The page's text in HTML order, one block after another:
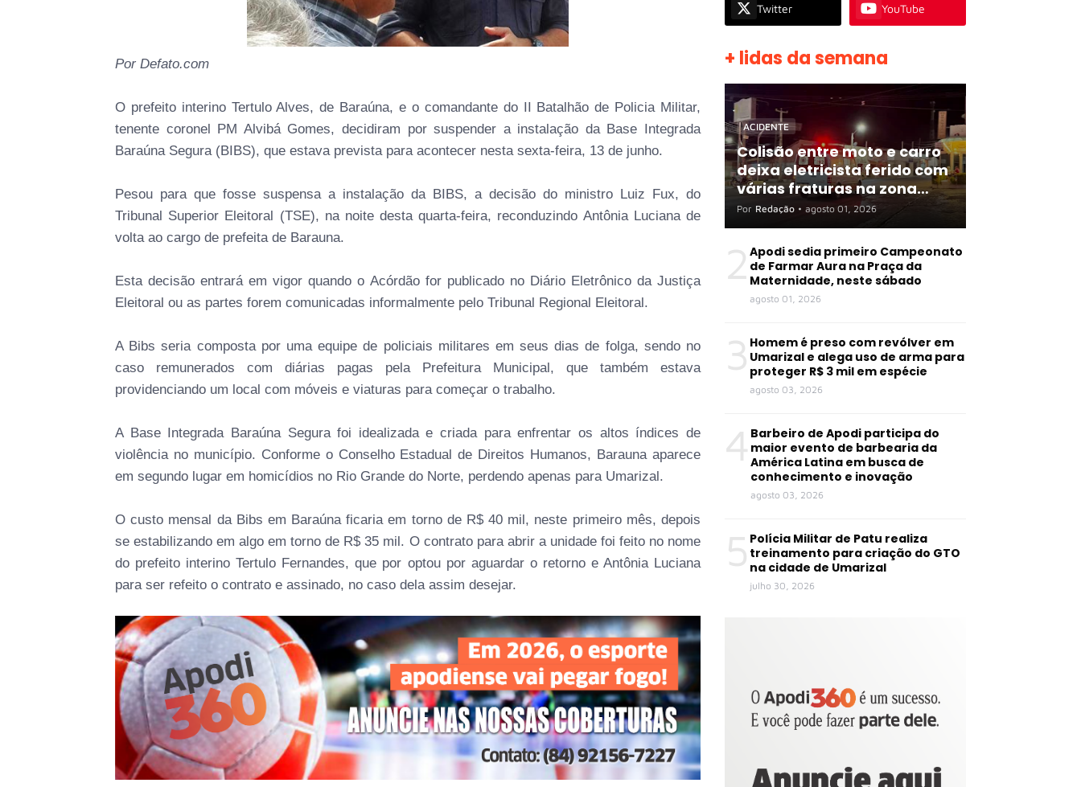
Por Defato.com
O prefeito interino Tertulo Alves, de Baraúna, e o comandante do II Batalhão de Policia Militar,
tenente coronel PM Alvibá Gomes, decidiram por suspender a instalação da Base Integrada
Baraúna Segura (BIBS), que estava prevista para acontecer nesta sexta-feira, 13 de junho.
Pesou para que fosse suspensa a instalação da BIBS, a decisão do ministro Luiz Fux, do
Tribunal Superior Eleitoral (TSE), na noite desta quarta-feira, reconduzindo Antônia Luciana de
volta ao cargo de prefeita de Barauna.
Esta decisão entrará em vigor quando o Acórdão for publicado no Diário Eletrônico da Justiça
Eleitoral ou as partes forem comunicadas informalmente pelo Tribunal Regional Eleitoral.
A Bibs seria composta por uma equipe de policiais militares em seus dias de folga, sendo no
caso remunerados com diárias pagas pela Prefeitura Municipal, que também estava
providenciando um local com móveis e viaturas para começar o trabalho.
A Base Integrada Baraúna Segura foi idealizada e criada para enfrentar os altos índices de
violência no município. Conforme o Conselho Estadual de Direitos Humanos, Barauna aparece
em segundo lugar em homicídios no Rio Grande do Norte, perdendo apenas para Umarizal.
O custo mensal da Bibs em Baraúna ficaria em torno de R$ 40 mil, neste primeiro mês, depois
se estabilizando em algo em torno de R$ 35 mil. O contrato para abrir a unidade foi feito no nome
do prefeito interino Tertulo Fernandes, que por optou por aguardar o retorno e Antônia Luciana
para ser refeito o contrato e assinado, no caso dela assim desejar.
Twitter YouTube
+ lidas da semana
ACIDENTE
Colisão entre moto e carro
deixa eletricista ferido com
várias fraturas na zona
rural de Apodi
Por Redação • agosto 01, 2026
2 Apodi sedia primeiro Campeonato
de Farmar Aura na Praça da
Maternidade, neste sábado
agosto 01, 2026
3 Homem é preso com revólver em
Umarizal e alega uso de arma para
proteger R$ 3 mil em espécie
agosto 03, 2026
4 Barbeiro de Apodi participa do
maior evento de barbearia da
América Latina em busca de
conhecimento e inovação
agosto 03, 2026
5 Polícia Militar de Patu realiza
treinamento para criação do GTO
na cidade de Umarizal
julho 30, 2026